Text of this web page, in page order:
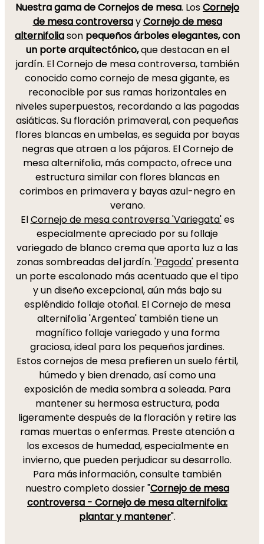
Nuestra gama de Cornejos de mesa. LosCornejo
de mesa controversayCornejo de mesa
alternifoliason pequeños árboles elegantes, con
un porte arquitectónico,que destacan en el
jardín. El Cornejo de mesa controversa, también
conocido como cornejo de mesa gigante, es
reconocible por sus ramas horizontales en
niveles superpuestos, recordando a las pagodas
asiáticas. Su floración primaveral, con pequeñas
flores blancas en umbelas, es seguida por bayas
negras que atraen a los pájaros. El Cornejo de
mesa alternifolia, más compacto, ofrece una
estructura similar con flores blancas en
corimbos en primavera y bayas azul-negro en
verano.
ElCornejo de mesa controversa 'Variegata'es
especialmente apreciado por su follaje
variegado de blanco crema que aporta luz a las
zonas sombreadas del jardín. 'Pagoda'presenta
un porte escalonado más acentuado que el tipo
y un diseño excepcional, aún más bajo su
espléndido follaje otoñal. El Cornejo de mesa
alternifolia 'Argentea' también tiene un
magnífico follaje variegado y una forma
graciosa, ideal para los pequeños jardines.
Estos cornejos de mesa prefieren un suelo fértil,
húmedo y bien drenado, así como una
exposición de media sombra a soleada. Para
mantener su hermosa estructura, poda
ligeramente después de la floración y retire las
ramas muertas o enfermas. Preste atención a
los excesos de humedad, especialmente en
invierno, que pueden perjudicar su desarrollo.
Para más información, consulte también
nuestro completo dossier "Cornejo de mesa
controversa - Cornejo de mesa alternifolia:
plantar y mantener".